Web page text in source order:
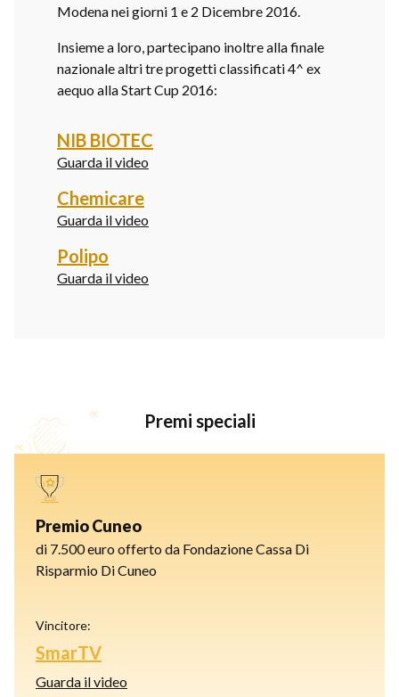
Modena nei giorni 1 e 2 Dicembre 2016.
Insieme a loro, partecipano inoltre alla finale
nazionale altri tre progetti classificati 4^ ex
aequo alla Start Cup 2016:
NIB BIOTEC
Guarda il video
Chemicare
Guarda il video
Polipo
Guarda il video
Premi speciali
Premio Cuneo
di 7.500 euro offerto da Fondazione Cassa Di
Risparmio Di Cuneo
Vincitore:
SmarTV
Guarda il video